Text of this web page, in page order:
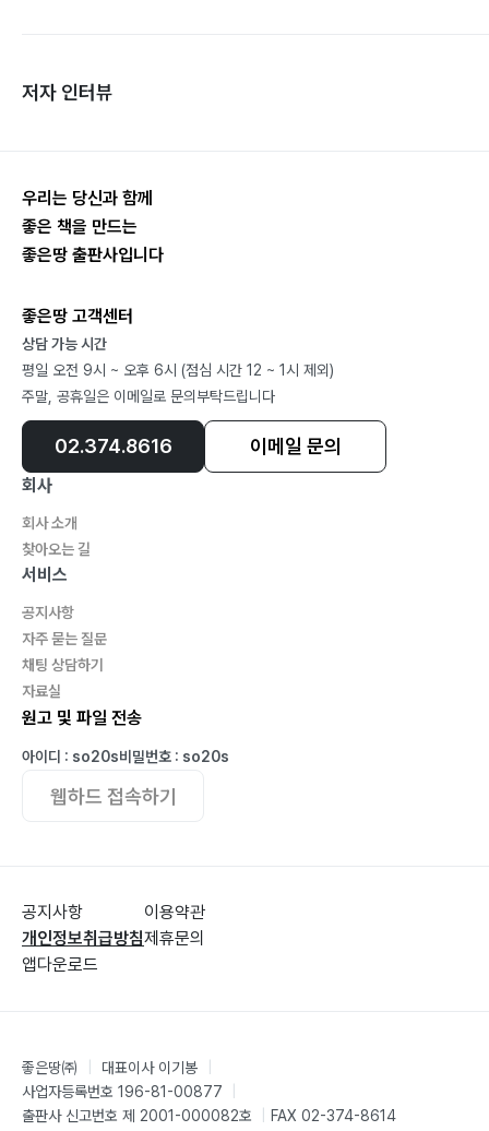
저자 인터뷰
우리는 당신과 함께
좋은 책을 만드는
좋은땅 출판사입니다
좋은땅 고객센터
상담 가능 시간
평일 오전 9시 ~ 오후 6시 (점심 시간 12 ~ 1시 제외)
주말, 공휴일은 이메일로 문의부탁드립니다
02.374.8616 이메일 문의
회사
회사 소개
찾아오는 길
서비스
공지사항
자주 묻는 질문
채팅 상담하기
자료실
원고 및 파일 전송
아이디 : so20s비밀번호 : so20s
웹하드 접속하기
공지사항
개인정보취급방침
앱다운로드
이용약관
제휴문의
좋은땅㈜ 대표이사 이기봉
사업자등록번호 196-81-00877
출판사 신고번호 제 2001-000082호
FAX 02-374-8614